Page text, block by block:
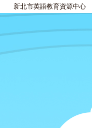
新北市英語教育資源中心